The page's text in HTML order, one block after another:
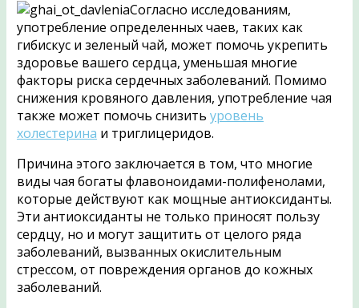
Согласно исследованиям,
употребление определенных чаев, таких как
гибискус и зеленый чай, может помочь укрепить
здоровье вашего сердца, уменьшая многие
факторы риска сердечных заболеваний. Помимо
снижения кровяного давления, употребление чая
также может помочь снизить уровень
холестерина и триглицеридов.
Причина этого заключается в том, что многие
виды чая богаты флавоноидами-полифенолами,
которые действуют как мощные антиоксиданты.
Эти антиоксиданты не только приносят пользу
сердцу, но и могут защитить от целого ряда
заболеваний, вызванных окислительным
стрессом, от повреждения органов до кожных
заболеваний.